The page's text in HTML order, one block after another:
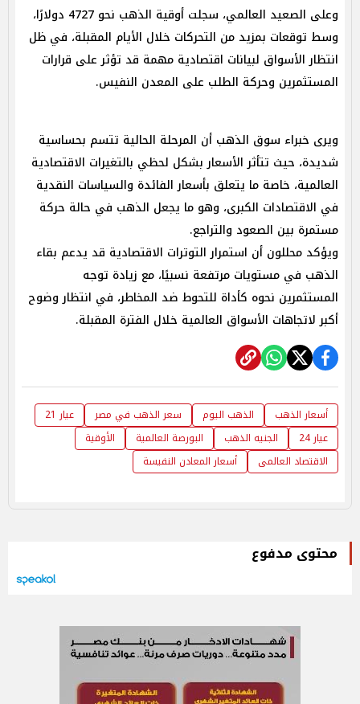
وعلى الصعيد العالمي، سجلت أوقية الذهب نحو 4727 دولارًا،
وسط توقعات بمزيد من التحركات خلال الأيام المقبلة، في ظل
انتظار الأسواق لبيانات اقتصادية مهمة قد تؤثر على قرارات
المستثمرين وحركة الطلب على المعدن النفيس.
ويرى خبراء سوق الذهب أن المرحلة الحالية تتسم بحساسية
شديدة، حيث تتأثر الأسعار بشكل لحظي بالتغيرات الاقتصادية
العالمية، خاصة ما يتعلق بأسعار الفائدة والسياسات النقدية
في الاقتصادات الكبرى، وهو ما يجعل الذهب في حالة حركة
مستمرة بين الصعود والتراجع.
ويؤكد محللون أن استمرار التوترات الاقتصادية قد يدعم بقاء
الذهب في مستويات مرتفعة نسبيًا، مع زيادة توجه
المستثمرين نحوه كأداة للتحوط ضد المخاطر، في انتظار وضوح
أكبر لاتجاهات الأسواق العالمية خلال الفترة المقبلة.
أسعار الذهب الذهب اليوم سعر الذهب في مصر
عيار 21
عيار 24
الجنيه الذهب البورصة العالمية
الأوقية
الاقتصاد العالمى
أسعار المعادن النفيسة
محتوى مدفوع